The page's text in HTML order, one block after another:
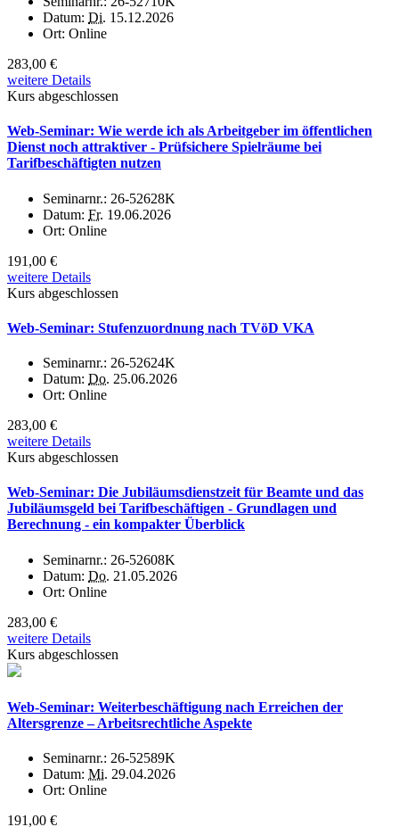
Datum: Di. 15.12.2026
Ort: Online
283,00 €
weitere Details
Kurs abgeschlossen
Web-Seminar: Wie werde ich als Arbeitgeber im öffentlichen
Dienst noch attraktiver - Prüfsichere Spielräume bei
Tarifbeschäftigten nutzen
Seminarnr.: 26-52628K
Datum: Fr. 19.06.2026
Ort: Online
191,00 €
weitere Details
Kurs abgeschlossen
Web-Seminar: Stufenzuordnung nach TVöD VKA
Seminarnr.: 26-52624K
Datum: Do. 25.06.2026
Ort: Online
283,00 €
weitere Details
Kurs abgeschlossen
Web-Seminar: Die Jubiläumsdienstzeit für Beamte und das
Jubiläumsgeld bei Tarifbeschäftigen - Grundlagen und
Berechnung - ein kompakter Überblick
Seminarnr.: 26-52608K
Datum: Do. 21.05.2026
Ort: Online
283,00 €
weitere Details
Kurs abgeschlossen
Web-Seminar: Weiterbeschäftigung nach Erreichen der
Altersgrenze – Arbeitsrechtliche Aspekte
Seminarnr.: 26-52589K
Datum: Mi. 29.04.2026
Ort: Online
191,00 €